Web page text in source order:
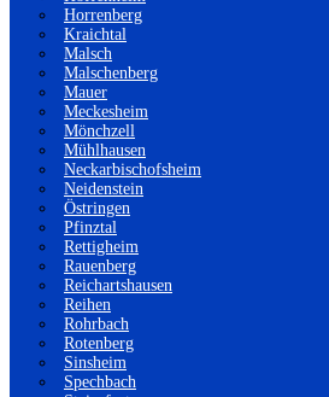
Horrenberg
Kraichtal
Malsch
Malschenberg
Mauer
Meckesheim
Mönchzell
Mühlhausen
Neckarbischofsheim
Neidenstein
Östringen
Pfinztal
Rettigheim
Rauenberg
Reichartshausen
Reihen
Rohrbach
Rotenberg
Sinsheim
Spechbach